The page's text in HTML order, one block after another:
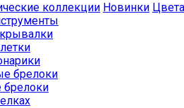
коллекции Новинки Цвета
брелоки
брелоки